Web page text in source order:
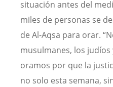
situación antes del
miles de personas se
de Al-Aqsa para orar.
musulmanes, los
oramos por que la
no solo esta semana,